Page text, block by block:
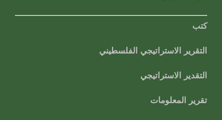
كتب
التقرير الاستراتيجي الفلسطيني
التقدير الاستراتيجي
تقرير المعلومات